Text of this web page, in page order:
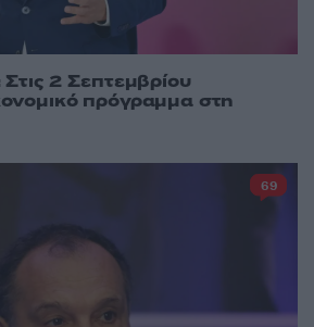
2 Σεπτεμβρίου
πρόγραμμα στη
69